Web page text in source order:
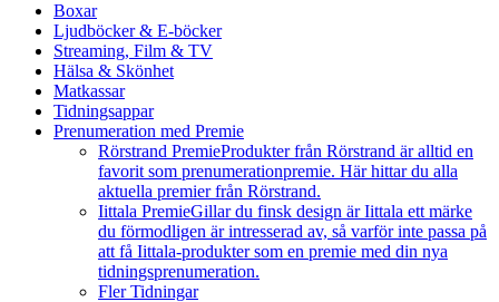
Boxar
Ljudböcker & E-böcker
Streaming, Film & TV
Hälsa & Skönhet
Matkassar
Tidningsappar
Prenumeration med Premie
Rörstrand PremieProdukter från Rörstrand är alltid en
favorit som prenumerationpremie. Här hittar du alla
aktuella premier från Rörstrand.
Iittala PremieGillar du finsk design är Iittala ett märke
du förmodligen är intresserad av, så varför inte passa på
att få Iittala-produkter som en premie med din nya
tidningsprenumeration.
Fler Tidningar